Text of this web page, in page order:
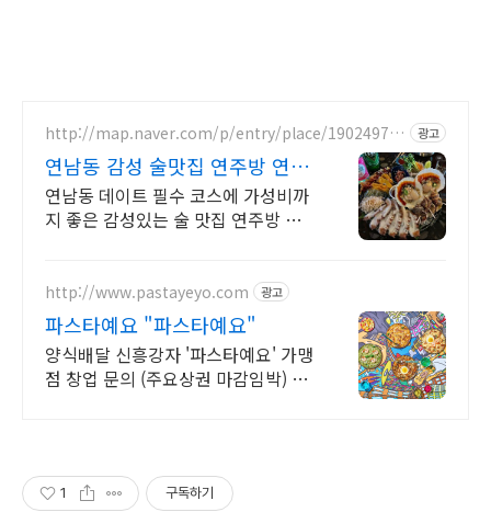
http://map.naver.com/p/entry/place/19024978
광고
연남동 감성 술맛집 연주방 연남
동 데이트의 필수 코스!
연남동 데이트 필수 코스에 가성비까
지 좋은 감성있는 술 맛집 연주방 감
주방!
http://www.pastayeyo.com 광고
파스타예요 "파스타예요"
양식배달 신흥강자 '파스타예요' 가맹
점 창업 문의 (주요상권 마감임박) 가
1 구독하기